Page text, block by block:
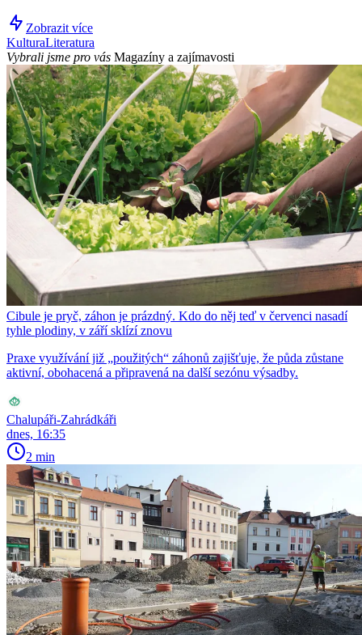
Zobrazit více
KulturaLiteratura
Vybrali jsme pro vás Magazíny a zajímavosti
Cibule je pryč, záhon je prázdný. Kdo do něj teď v červenci nasadí
tyhle plodiny, v září sklízí znovu
Praxe využívání již „použitých“ záhonů zajišťuje, že půda zůstane
aktivní, obohacená a připravená na další sezónu výsadby.
Chalupáři-Zahrádkáři
dnes, 16:35
2 min